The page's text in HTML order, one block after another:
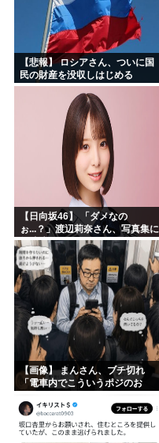
ちいかわ、先週比209%www
【悲報】 ロシアさん、ついに国
民の財産を没収しはじめる
【日向坂46】 「ダメなの
ぉ...？」渡辺莉奈さん、写真集に
興味津々
【画像】 まんさん、ブチ切れ
「電車内でこういうポジのお